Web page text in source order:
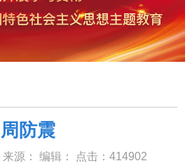
周防震
来源： 编辑： 点击： 414902